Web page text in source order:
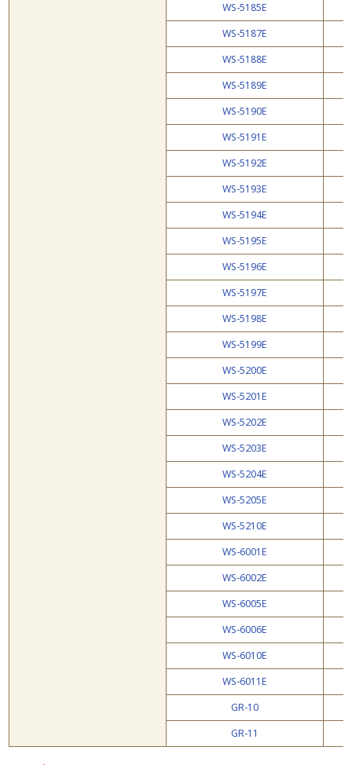
WS-5185E
WS-5187E
WS-5188E
WS-5189E
WS-5190E
WS-5191E
WS-5192E
WS-5193E
WS-5194E
WS-5195E
WS-5196E
WS-5197E
WS-5198E
WS-5199E
WS-5200E
WS-5201E
WS-5202E
WS-5203E
WS-5204E
WS-5205E
WS-5210E
WS-6001E
WS-6002E
WS-6005E
WS-6006E
WS-6010E
WS-6011E
GR-10
GR-11